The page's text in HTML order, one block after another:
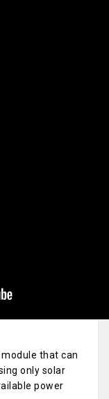
that can
only solar
power